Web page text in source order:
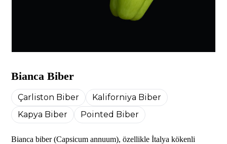
Bianca Biber
Çarliston Biber
Kaliforniya Biber
Kapya Biber
Pointed Biber
Bianca biber (Capsicum annuum), özellikle İtalya kökenli